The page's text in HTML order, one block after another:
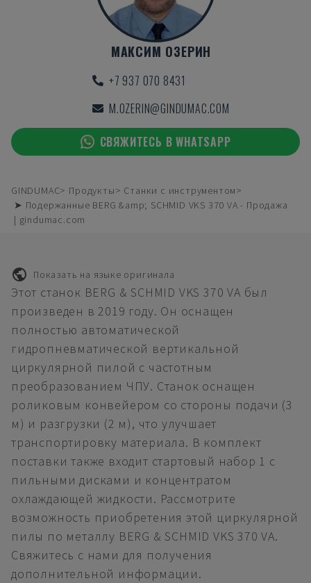
МАКСИМ ОЗЕРИН
+7 937 070 8431
M.OZERIN@GINDUMAC.COM
СВЯЖИТЕСЬ В WHATSAPP
GINDUMAC Продукты
Станки с инструментом
➤ Подержанные BERG &amp; SCHMID VKS 370 VA - Продажа
| gindumac.com
Показать на языке оригинала
Этот станок BERG & SCHMID VKS 370 VA был
произведен в 2019 году. Он оснащен
полностью автоматической
гидропневматической вертикальной
циркулярной пилой с частотным
преобразованием ЧПУ. Станок оснащен
роликовым конвейером со стороны подачи (3
м) и разгрузки (2 м), что улучшает
транспортировку материала. В комплект
поставки также входит стартовый набор 1 с
пильными дисками и концентратом
охлаждающей жидкости. Рассмотрите
возможность приобретения этой циркулярной
пилы по металлу BERG & SCHMID VKS 370 VA.
Свяжитесь с нами для получения
дополнительной информации.